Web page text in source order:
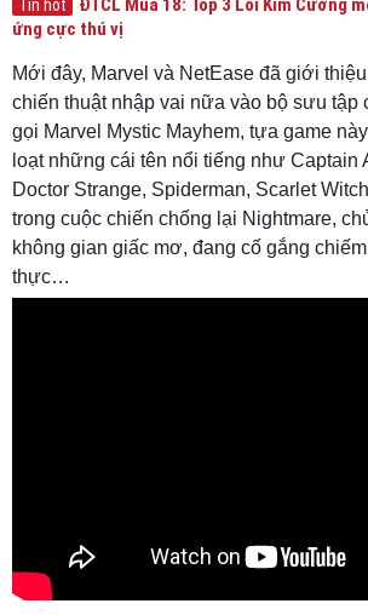
Tin hot
ĐTCL Mùa 18: Top 3 Lõi Kim Cương
ứng cực thú vị
Mới đây, Marvel và NetEase đã giới
chiến thuật nhập vai nữa vào bộ sưu tập
gọi Marvel Mystic Mayhem, tựa game
loạt những cái tên nổi tiếng như Captain
Doctor Strange, Spiderman, Scarlet
trong cuộc chiến chống lại Nightmare,
không gian giấc mơ, đang cố gắng
thực…